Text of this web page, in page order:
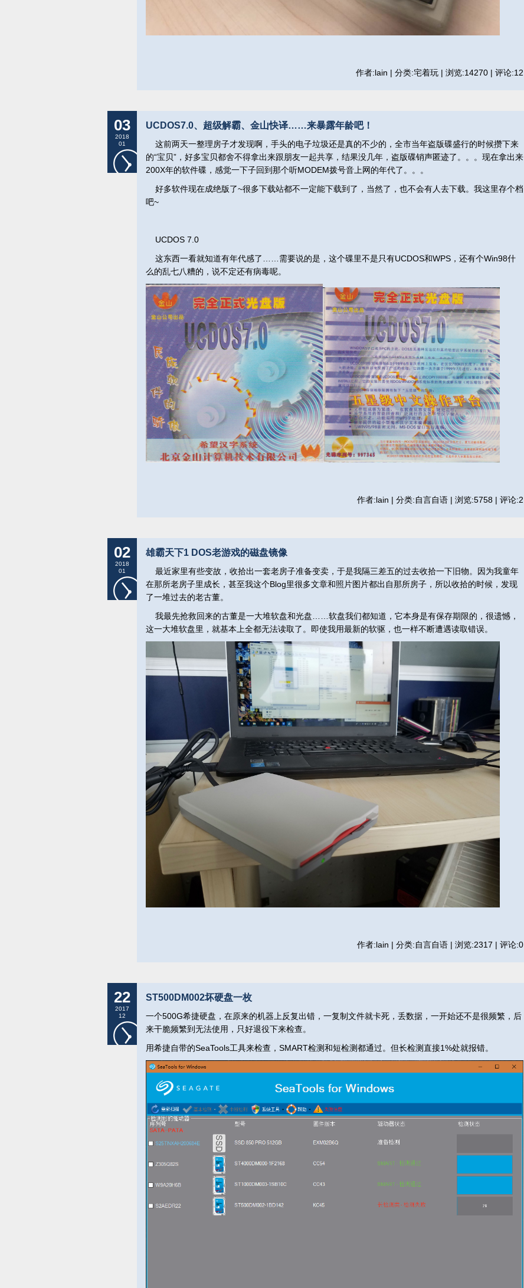
作者:lain | 分类:宅着玩 | 浏览:14270 | 评论:12
03
2018
01
UCDOS7.0、超级解霸、金山快译……来暴露年龄吧！
这前两天一整理房子才发现啊，手头的电子垃圾还是真的不少的，全市当年盗版碟盛行的时候攒下来
的“宝贝”，好多宝贝都舍不得拿出来跟朋友一起共享，结果没几年，盗版碟销声匿迹了。。。现在拿出来
200X年的软件碟，感觉一下子回到那个听MODEM拨号音上网的年代了。。。
好多软件现在成绝版了~很多下载站都不一定能下载到了，当然了，也不会有人去下载。我这里存个档
吧~
UCDOS 7.0
这东西一看就知道有年代感了……需要说的是，这个碟里不是只有UCDOS和WPS，还有个Win98什
么的乱七八糟的，说不定还有病毒呢。
作者:lain | 分类:自言自语 | 浏览:5758 | 评论:2
02
2018
01
雄霸天下1 DOS老游戏的磁盘镜像
最近家里有些变故，收拾出一套老房子准备变卖，于是我隔三差五的过去收拾一下旧物。因为我童年
在那所老房子里成长，甚至我这个Blog里很多文章和照片图片都出自那所房子，所以收拾的时候，发现
了一堆过去的老古董。
我最先抢救回来的古董是一大堆软盘和光盘……软盘我们都知道，它本身是有保存期限的，很遗憾，
这一大堆软盘里，就基本上全都无法读取了。即使我用最新的软驱，也一样不断遭遇读取错误。
作者:lain | 分类:自言自语 | 浏览:2317 | 评论:0
22
2017
12
ST500DM002坏硬盘一枚
一个500G希捷硬盘，在原来的机器上反复出错，一复制文件就卡死，丢数据，一开始还不是很频繁，后
来干脆频繁到无法使用，只好退役下来检查。
用希捷自带的SeaTools工具来检查，SMART检测和短检测都通过。但长检测直接1%处就报错。